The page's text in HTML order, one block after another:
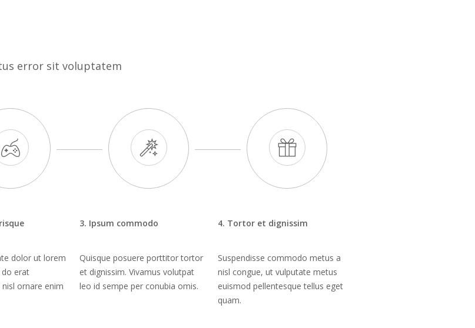
error sit voluptatem
dolor ut lorem
do erat
ornare enim
3. Ipsum commodo
Quisque posuere porttitor tortor
et dignissim. Vivamus volutpat
leo id sempe per conubia omis.
4. Tortor et dignissim
Suspendisse commodo metus a
nisl congue, ut vulputate metus
euismod pellentesque tellus eget
quam.